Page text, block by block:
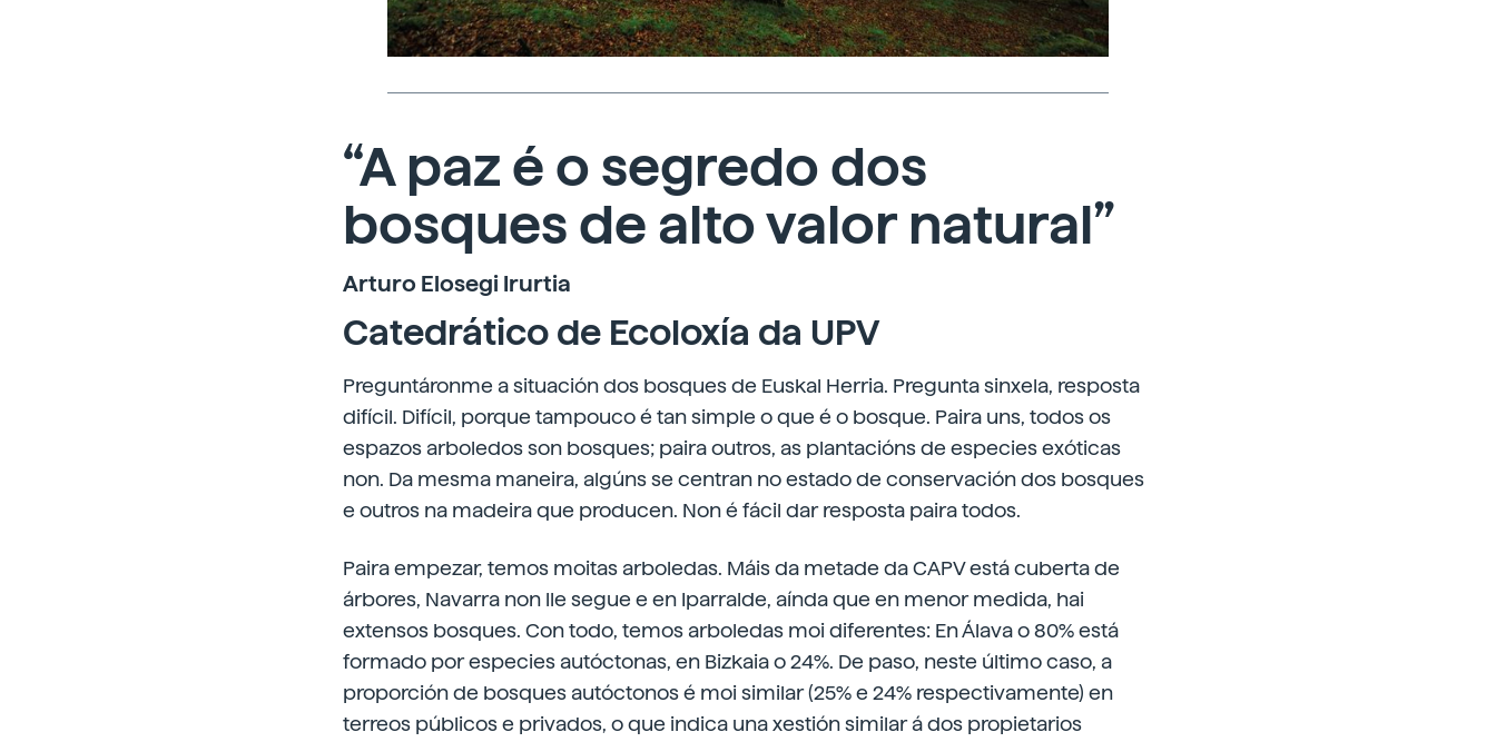
“A paz é o segredo dos
bosques de alto valor natural”
Arturo Elosegi Irurtia
Catedrático de Ecoloxía da UPV
Preguntáronme a situación dos bosques de Euskal Herria. Pregunta sinxela, resposta
difícil. Difícil, porque tampouco é tan simple o que é o bosque. Paira uns, todos os
espazos arboledos son bosques; paira outros, as plantacións de especies exóticas
non. Da mesma maneira, algúns se centran no estado de conservación dos bosques
e outros na madeira que producen. Non é fácil dar resposta paira todos.
Paira empezar, temos moitas arboledas. Máis da metade da CAPV está cuberta de
árbores, Navarra non lle segue e en Iparralde, aínda que en menor medida, hai
extensos bosques. Con todo, temos arboledas moi diferentes: En Álava o 80% está
formado por especies autóctonas, en Bizkaia o 24%. De paso, neste último caso, a
proporción de bosques autóctonos é moi similar (25% e 24% respectivamente) en
terreos públicos e privados, o que indica una xestión similar á dos propietarios